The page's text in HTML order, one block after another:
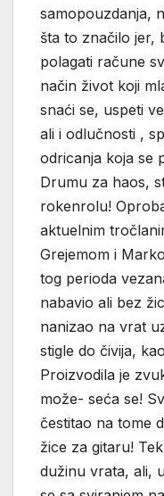
samopouzdanja,
šta to značilo jer,
polagati račune
način život koji
snaći se, uspeti
ali i odlučnosti ,
odricanja koja se
Drumu za haos,
rokenrolu!
aktuelnim
Grejemom i
tog perioda
nabavio ali bez
nanizao na vrat
stigle do čivija,
Proizvodila je
može- seća se!
čestitao na tome
žice za gitaru!
dužinu vrata, ali,